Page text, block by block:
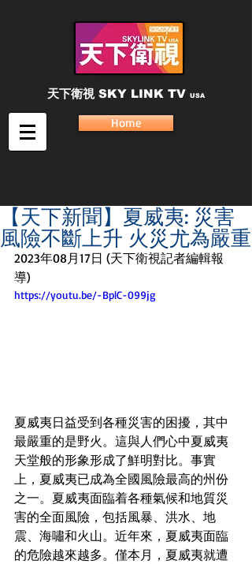
天下衛視 SKY LINK TV USA
Home
【天下新聞】夏威夷: 災害
風險不斷上升 火災尤為嚴重
2023年08月17日 (天下衛視記者編輯報
導)
https://youtu.be/-BplC-099jg
夏威夷日益受到各種災害的困擾，其中
最嚴重的是野火。這與人們心中夏威夷
天堂般的形象形成了鮮明對比。事實
上，夏威夷已成為全國風險最高的州份
之一。夏威夷面臨着各種氣候和地質災
害的全面風險，包括風暴、洪水、地
震、海嘯和火山。近年來，夏威夷面臨
的危險越來越多。僅本月，夏威夷就遭